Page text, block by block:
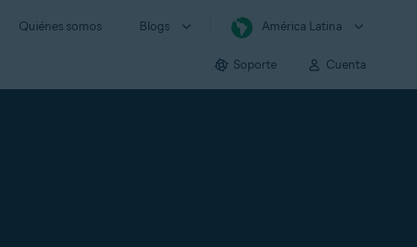
Quiénes somos Blogs América Latina
Soporte Cuenta